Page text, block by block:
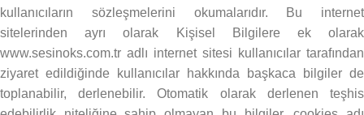
kullanıcıların sözleşmelerini okumalarıdır. Bu internet
sitelerinden ayrı olarak Kişisel Bilgilere ek olarak
www.sesinoks.com.tr adlı internet sitesi kullanıcılar tarafından
ziyaret edildiğinde kullanıcılar hakkında başkaca bilgiler de
toplanabilir, derlenebilir. Otomatik olarak derlenen teşhis